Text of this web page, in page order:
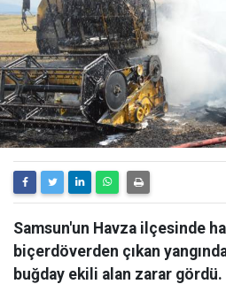
Samsun'un Havza ilçesinde
biçerdöverden çıkan
buğday ekili alan zarar gördü.